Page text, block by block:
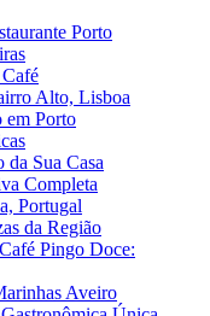
Porto
Alto, Lisboa
em Porto
Sua Casa
Completa
Portugal
da Região
Pingo Doce:
Aveiro